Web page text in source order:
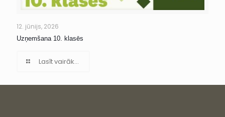
12. jūnijs, 2026
Uzņemšana 10. klasēs
Lasīt vairāk...